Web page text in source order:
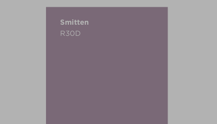
Smitten
R30D